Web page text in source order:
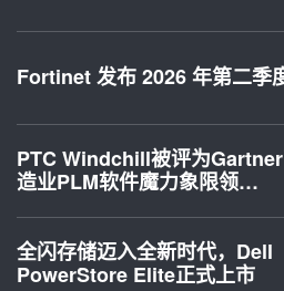
Fortinet 发布 2026 年第二季
PTC Windchill被评为
造业PLM软件魔力象限领…
全闪存储迈入全新时代，Dell
PowerStore Elite正式上市